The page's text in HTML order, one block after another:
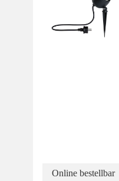
Online bestellbar